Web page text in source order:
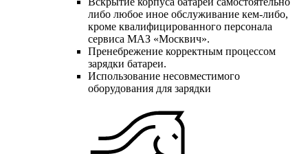
либо любое иное обслуживание кем-либо,
кроме квалифицированного персонала
сервиса МАЗ «Москвич».
Пренебрежение корректным процессом
зарядки батареи.
Использование несовместимого
оборудования для зарядки